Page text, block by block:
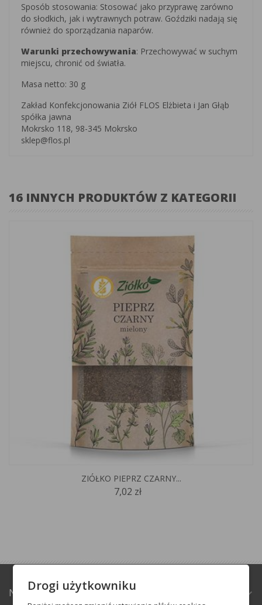
Sposób stosowania: Stosować jako przyprawę zarówno
do słodkich, jak i wytrawnych potraw. Goździki nadają się
również do sporządzania naparów.
Warunki przechowywania: Przechowywać w suchym
miejscu, chronić od światła.
Masa netto: 30 g
Zakład Konfekcjonowania Ziół FLOS Elżbieta i Jan Głąb
spółka jawna
Mokrsko 118, 98-345 Mokrsko
sklep@flos.pl
16 INNYCH PRODUKTÓW Z KATEGORII
ZIÓŁKO PIEPRZ CZARNY...
7,02 zł
NATURABAZAR.PL expand_more
Drogi użytkowniku